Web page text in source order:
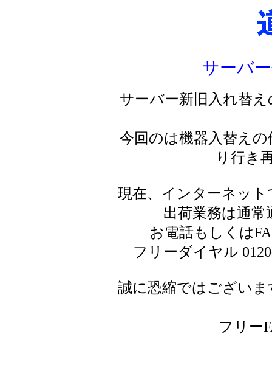
サーバ
サーバー新旧入れ替
今回のは機器入替え
り行き
現在、インターネッ
出荷業務は通
お電話もしくは
フリーダイヤル
誠に恐縮ではござい
フリー